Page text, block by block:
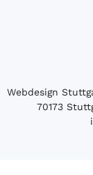
Webdesign
70173